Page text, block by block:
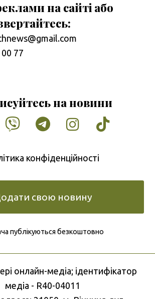
на сайті або
77
на новини
VimeoTumblrInstagram
Tiktok
конфіденційності
свою новину
публікуються безкоштовно
онлайн-медіа; ідентифікатор
медіа - R40-04011